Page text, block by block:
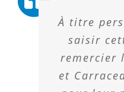
À titre
saisir
remercier
et